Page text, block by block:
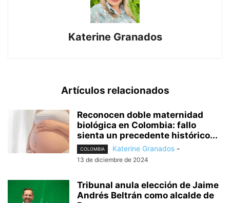
Katerine Granados
Artículos relacionados
Reconocen doble maternidad
biológica en Colombia: fallo
sienta un precedente histórico...
COLOMBIA Katerine Granados -
13 de diciembre de 2024
Tribunal anula elección de Jaime
Andrés Beltrán como alcalde de